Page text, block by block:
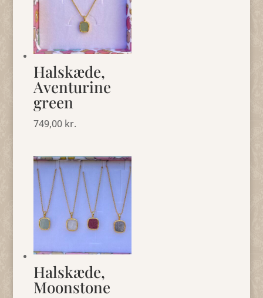
Halskæde,
Aventurine
green
749,00 kr.
Halskæde,
Moonstone